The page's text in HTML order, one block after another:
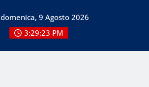
domenica, 9 Agosto 2026
3:29:25 PM